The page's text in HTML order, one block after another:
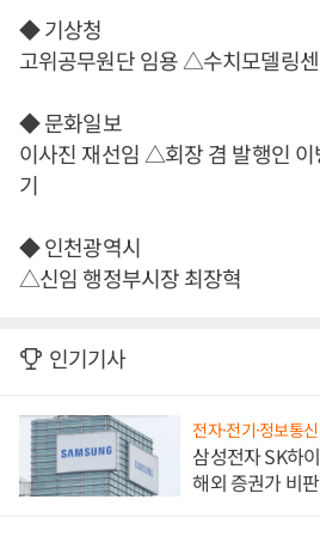
◆ 기상청
고위공무원단 임용 △수치모델링
◆ 문화일보
이사진 재선임 △회장 겸 발행인
기
◆ 인천광역시
△신임 행정부시장 최장혁
인기기사
전자·전기·정보통신
삼성전자 SK하
해외 증권가 비